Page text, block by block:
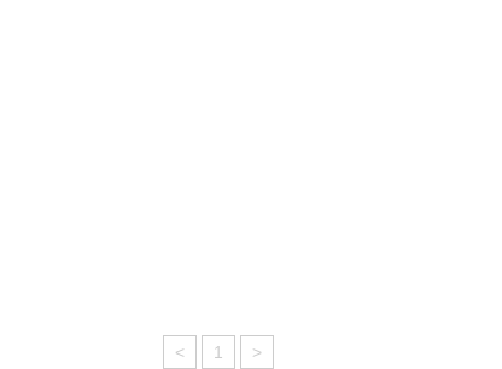
< 1 >